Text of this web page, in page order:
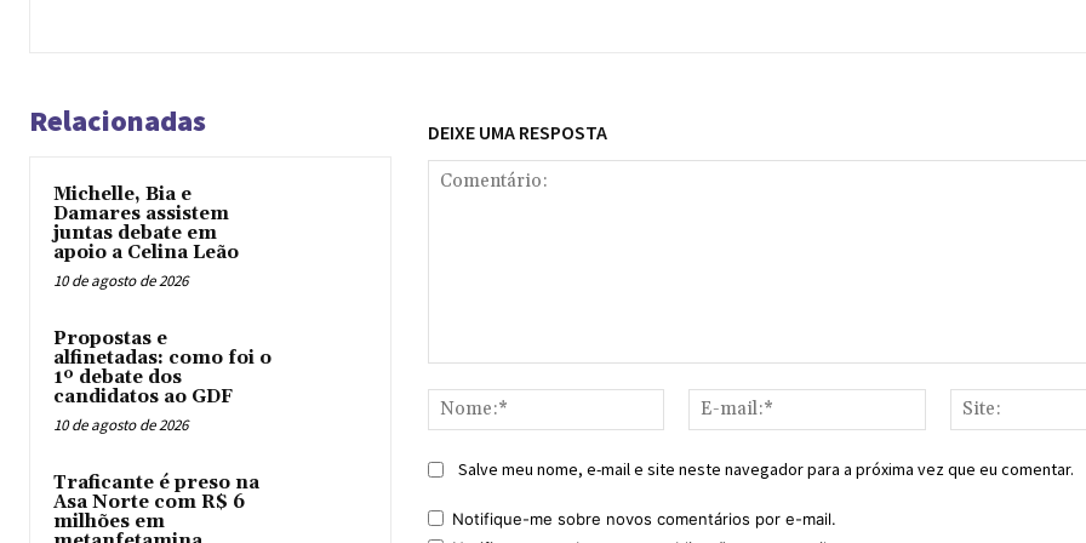
Relacionadas
Michelle, Bia e
Damares assistem
juntas debate em
apoio a Celina Leão
10 de agosto de 2026
Propostas e
alfinetadas: como foi o
1º debate dos
candidatos ao GDF
10 de agosto de 2026
Traficante é preso na
Asa Norte com R$ 6
milhões em
DEIXE UMA RESPOSTA
Nome:*
mail:*
Salve meu nome, e-mail e site neste navegador para a próxima vez que eu comentar.
Notifique-me sobre novos comentários por e-mail.